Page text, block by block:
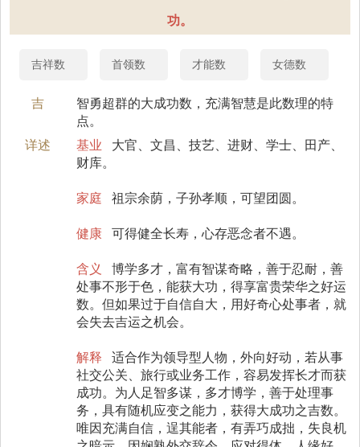
功。
吉祥数 首领数 才能数 女德数
吉
智勇超群的大成功数，充满智慧是此数理的特
点。
详述
基业
大官、文昌、技艺、进财、学士、田产、
财库。
家庭 祖宗余荫，子孙孝顺，可望团圆。
健康 可得健全长寿，心存恶念者不遇。
含义
博学多才，富有智谋奇略，善于忍耐，善
处事不形于色，能获大功，得享富贵荣华之好运
数。但如果过于自信自大，用好奇心处事者，就
会失去吉运之机会。
解释
适合作为领导型人物，外向好动，若从事
社交公关、旅行或业务工作，容易发挥长才而获
成功。为人足智多谋，多才博学，善于处理事
务，具有随机应变之能力，获得大成功之吉数。
唯因充满自信，逞其能者，有弄巧成拙，失良机